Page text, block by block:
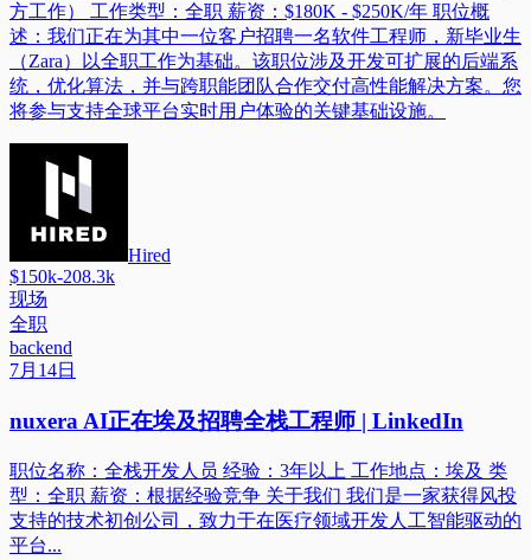
方工作） 工作类型：全职 薪资：$180K - $250K/年 职位概
述：我们正在为其中一位客户招聘一名软件工程师，新毕业生
（Zara）以全职工作为基础。该职位涉及开发可扩展的后端系
统，优化算法，并与跨职能团队合作交付高性能解决方案。您
将参与支持全球平台实时用户体验的关键基础设施。
Hired
$150k-208.3k
现场
全职
backend
7月14日
nuxera AI正在埃及招聘全栈工程师 | LinkedIn
职位名称：全栈开发人员 经验：3年以上 工作地点：埃及 类
型：全职 薪资：根据经验竞争 关于我们 我们是一家获得风投
支持的技术初创公司，致力于在医疗领域开发人工智能驱动的
平台...